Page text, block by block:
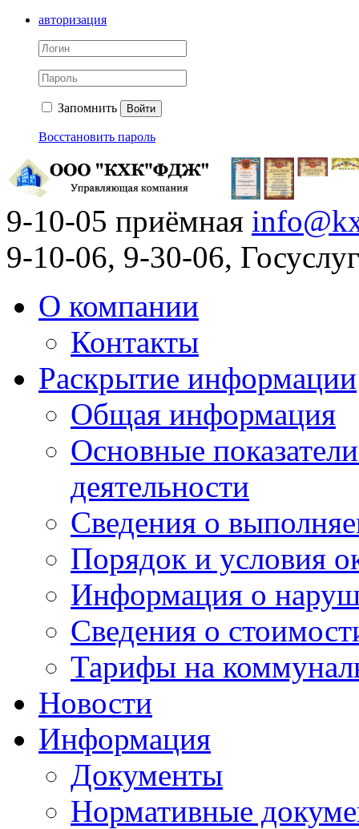
авторизация
Запомнить Войти
Восстановить пароль
9-10-05 приёмная
9-10-06, 9-30-06,
О компании
Контакты
Раскрытие информации
Общая информация
Основные
деятельности
Сведения о
Порядок и условия
Информация о
Сведения о
Тарифы на
Новости
Информация
Документы
Нормативные